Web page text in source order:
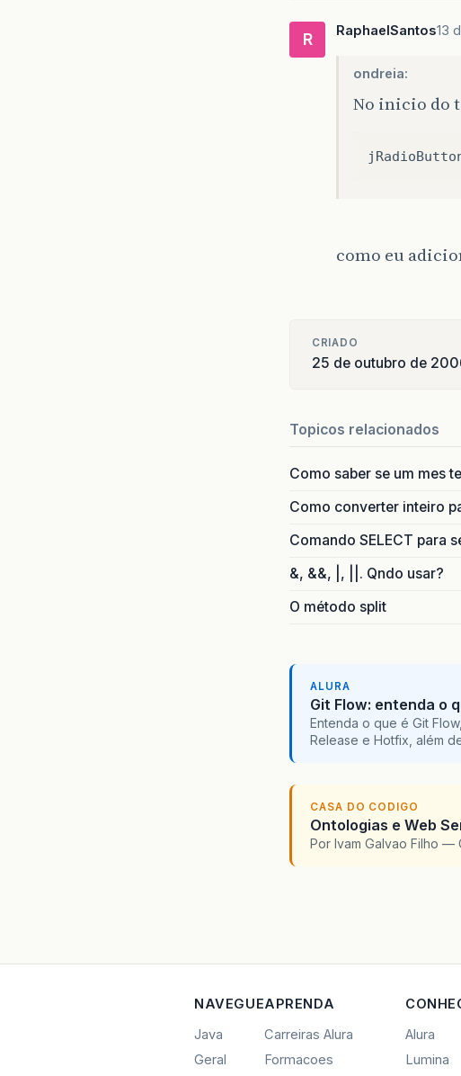
R RaphaelSantos13
ondreia:
No inicio do
como eu
CRIADO
25 de outubro de
Topicos relacionados
Como saber se um mes
Como converter inteiro
Comando SELECT para
&, &&, |, ||. Qndo usar?
O método split
ALURA
Git Flow: entenda o
Entenda o que é Git
Release e Hotfix, além
CASA DO CODIGO
Ontologias e Web
Por Ivam Galvao Filho —
NAVEGUE
Java
Geral
APRENDA
Carreiras Alura
Formacoes
Alura
Lumina